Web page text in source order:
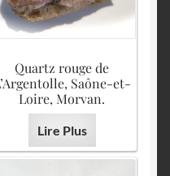
Quartz rouge de
Saône-et-
Loire, Morvan.
Lire Plus